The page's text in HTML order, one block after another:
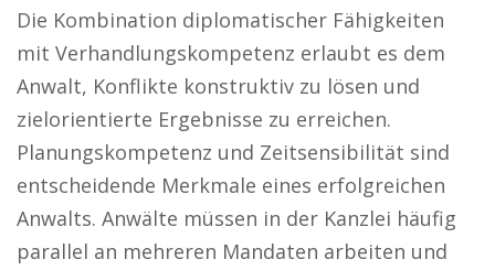
Die Kombination diplomatischer Fähigkeiten
mit Verhandlungskompetenz erlaubt es dem
Anwalt, Konflikte konstruktiv zu lösen und
zielorientierte Ergebnisse zu erreichen.
Planungskompetenz und Zeitsensibilität sind
entscheidende Merkmale eines erfolgreichen
Anwalts. Anwälte müssen in der Kanzlei häufig
parallel an mehreren Mandaten arbeiten und